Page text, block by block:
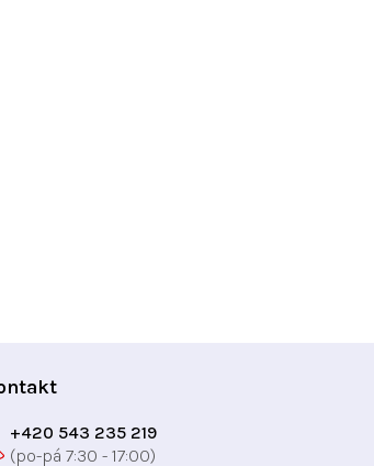
+420 543 235 219